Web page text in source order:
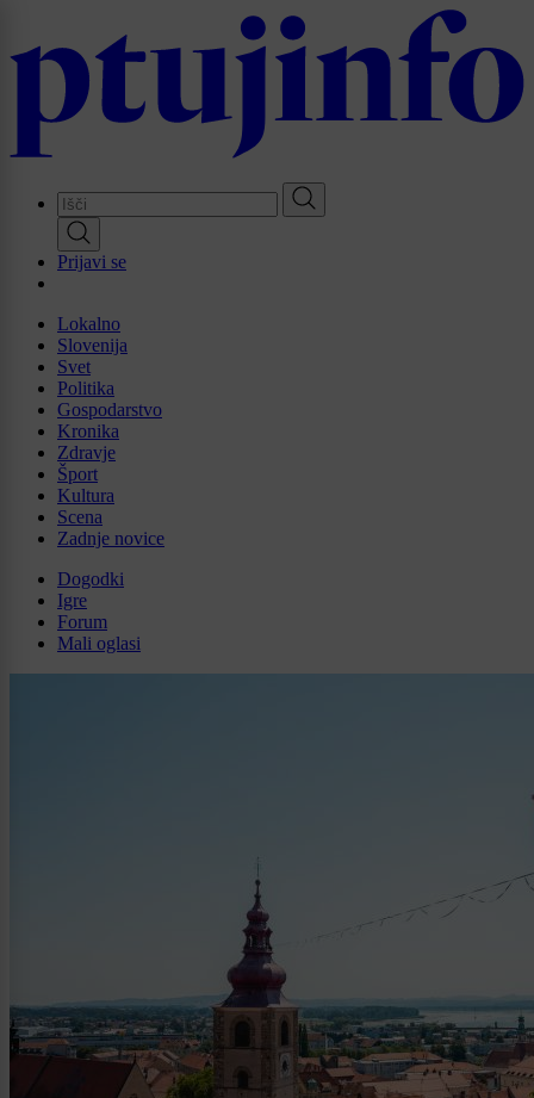
main
Prijavi se
Lokalno
Slovenija
Svet
Politika
Gospodarstvo
Kronika
Zdravje
Šport
Kultura
Scena
Zadnje novice
Dogodki
Igre
Forum
Mali oglasi